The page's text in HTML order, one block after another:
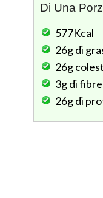
Di Una
577Kcal
26gdi
26g
3gdi fibre
26gdi